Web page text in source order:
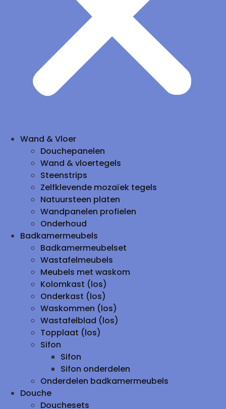
Wand & Vloer
Douchepanelen
Wand & vloertegels
Steenstrips
Zelfklevende mozaïek tegels
Natuursteen platen
Wandpanelen profielen
Onderhoud
Badkamermeubels
Badkamermeubelset
Wastafelmeubels
Meubels met waskom
Kolomkast (los)
Onderkast (los)
Waskommen (los)
Wastafelblad (los)
Topplaat (los)
Sifon
Sifon
Sifon onderdelen
Onderdelen badkamermeubels
Douche
Douchesets